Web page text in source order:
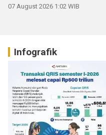
07 August 2026 1:02 WIB
Infografik